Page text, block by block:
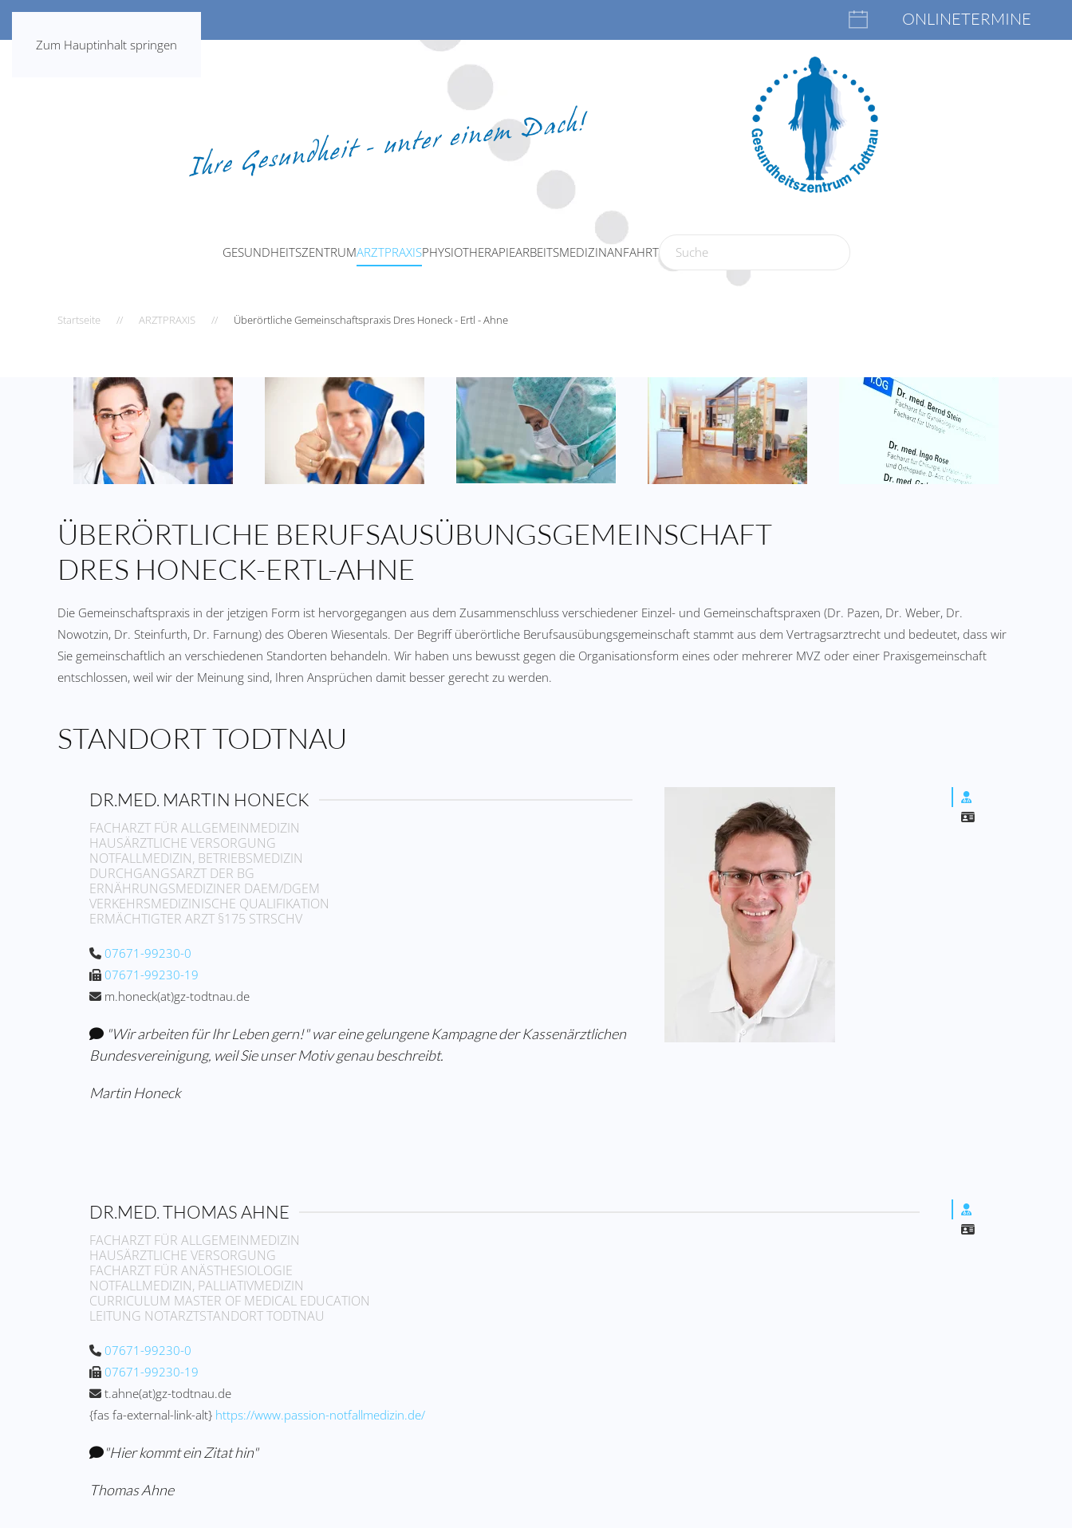
Zum Hauptinhalt springen
ONLINETERMINE
GESUNDHEITSZENTRUMARZTPRAXISPHYSIOTHERAPIEARBEITSMEDIZINANFAHRT
Startseite ARZTPRAXIS Überörtliche Gemeinschaftspraxis Dres Honeck - Ertl - Ahne
ÜBERÖRTLICHE BERUFSAUSÜBUNGSGEMEINSCHAFT
DRES HONECK-ERTL-AHNE
Die Gemeinschaftspraxis in der jetzigen Form ist hervorgegangen aus dem Zusammenschluss verschiedener Einzel- und Gemeinschaftspraxen (Dr. Pazen, Dr. Weber, Dr.
Nowotzin, Dr. Steinfurth, Dr. Farnung) des Oberen Wiesentals. Der Begriff überörtliche Berufsausübungsgemeinschaft stammt aus dem Vertragsarztrecht und bedeutet, dass wir
Sie gemeinschaftlich an verschiedenen Standorten behandeln. Wir haben uns bewusst gegen die Organisationsform eines oder mehrerer MVZ oder einer Praxisgemeinschaft
entschlossen, weil wir der Meinung sind, Ihren Ansprüchen damit besser gerecht zu werden.
STANDORT TODTNAU
DR.MED. MARTIN HONECK
FACHARZT FÜR ALLGEMEINMEDIZIN
HAUSÄRZTLICHE VERSORGUNG
NOTFALLMEDIZIN, BETRIEBSMEDIZIN
DURCHGANGSARZT DER BG
ERNÄHRUNGSMEDIZINER DAEM/DGEM
VERKEHRSMEDIZINISCHE QUALIFIKATION
ERMÄCHTIGTER ARZT §175 STRSCHV
07671-99230-0
07671-99230-19
m.honeck(at)gz-todtnau.de
"Wir arbeiten für Ihr Leben gern!" war eine gelungene Kampagne der Kassenärztlichen
Bundesvereinigung, weil Sie unser Motiv genau beschreibt.
Martin Honeck
DR.MED. THOMAS AHNE
FACHARZT FÜR ALLGEMEINMEDIZIN
HAUSÄRZTLICHE VERSORGUNG
FACHARZT FÜR ANÄSTHESIOLOGIE
NOTFALLMEDIZIN, PALLIATIVMEDIZIN
CURRICULUM MASTER OF MEDICAL EDUCATION
LEITUNG NOTARZTSTANDORT TODTNAU
07671-99230-0
07671-99230-19
t.ahne(at)gz-todtnau.de
{fas fa-external-link-alt} https://www.passion-notfallmedizin.de/
"Hier kommt ein Zitat hin"
Thomas Ahne